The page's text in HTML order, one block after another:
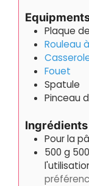
Plaque
Rouleau
Fouet
Spatule
Pinceau
Ingrédients
Pour la
500 g